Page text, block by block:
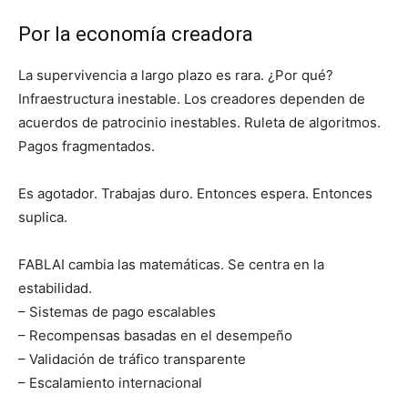
Por la economía creadora
La supervivencia a largo plazo es rara. ¿Por qué?
Infraestructura inestable. Los creadores dependen de
acuerdos de patrocinio inestables. Ruleta de algoritmos.
Pagos fragmentados.
Es agotador. Trabajas duro. Entonces espera. Entonces
suplica.
FABLAI cambia las matemáticas. Se centra en la
estabilidad.
– Sistemas de pago escalables
– Recompensas basadas en el desempeño
– Validación de tráfico transparente
– Escalamiento internacional